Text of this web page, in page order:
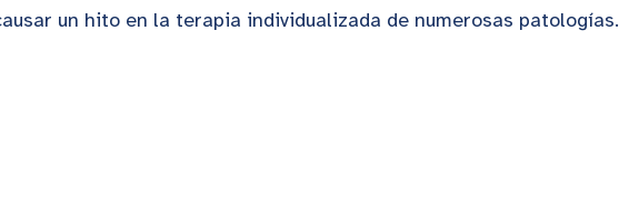
un hito en la terapia individualizada de numerosas patologías.